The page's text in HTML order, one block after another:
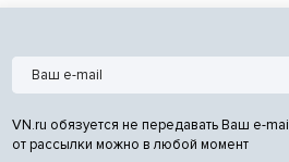
VN.ru обязуется не передавать Ваш e-
от рассылки можно в любой момент